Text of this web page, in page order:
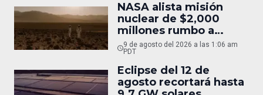
NASA alista misión
nuclear de $2,000
millones rumbo a
Marte
9 de agosto del 2026 a las 1:06 am
PDT
Eclipse del 12 de
agosto recortará hasta